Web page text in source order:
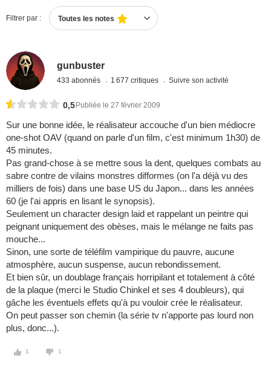
Filtrer par : Toutes les notes
gunbuster
433 abonnés 1 677 critiques Suivre son activité
0,5 Publiée le 27 février 2009
Sur une bonne idée, le réalisateur accouche d'un bien médiocre
one-shot OAV (quand on parle d'un film, c'est minimum 1h30) de
45 minutes.
Pas grand-chose à se mettre sous la dent, quelques combats au
sabre contre de vilains monstres difformes (on l'a déjà vu des
milliers de fois) dans une base US du Japon... dans les années
60 (je l'ai appris en lisant le synopsis).
Seulement un character design laid et rappelant un peintre qui
peignant uniquement des obèses, mais le mélange ne faits pas
mouche...
Sinon, une sorte de téléfilm vampirique du pauvre, aucune
atmosphère, aucun suspense, aucun rebondissement.
Et bien sûr, un doublage français horripilant et totalement à côté
de la plaque (merci le Studio Chinkel et ses 4 doubleurs), qui
gâche les éventuels effets qu'à pu vouloir crée le réalisateur.
On peut passer son chemin (la série tv n'apporte pas lourd non
plus, donc...).
1 1